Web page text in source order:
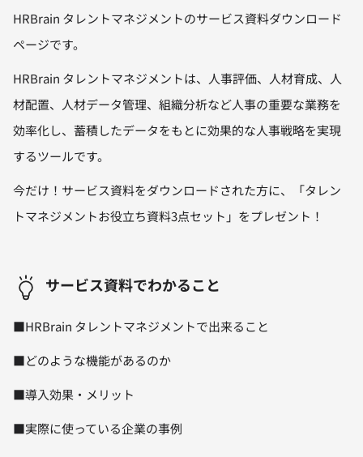
HRBrain タレントマネジメントのサービス資料ダウンロード
ページです。
HRBrain タレントマネジメントは、人事評価、人材育成、人
材配置、人材データ管理、組織分析など人事の重要な業務を
効率化し、蓄積したデータをもとに効果的な人事戦略を実現
するツールです。
今だけ！サービス資料をダウンロードされた方に、「タレン
トマネジメントお役立ち資料3点セット」をプレゼント！
サービス資料でわかること
■HRBrain タレントマネジメントで出来ること
■どのような機能があるのか
■導入効果・メリット
■実際に使っている企業の事例